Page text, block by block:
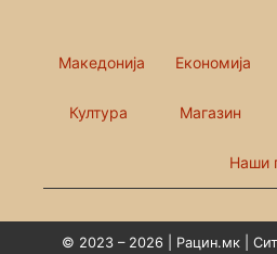
Македонија Економија
Култура Магазин
Наши
© 2023 – 2026 | Рацин.мк |